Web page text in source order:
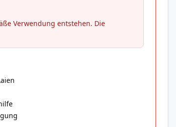
Verwendung entstehen. Die